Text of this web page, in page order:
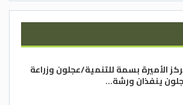
الأميرة بسمة للتنمية/عجلون وزراعة
ينفذان ورشة…